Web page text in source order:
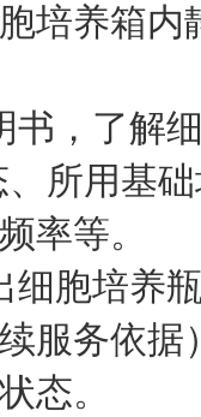
培养箱
书，了解
所用基
率等。
细胞培养
服务依
态。